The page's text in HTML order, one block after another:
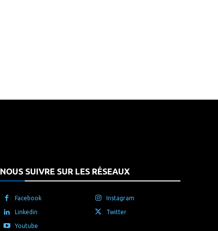
NOUS SUIVRE SUR LES RÉSEAUX
Facebook Instagram
Linkedin Twitter
Youtube